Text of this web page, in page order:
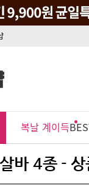
복날 계이득
바 4종 - 상